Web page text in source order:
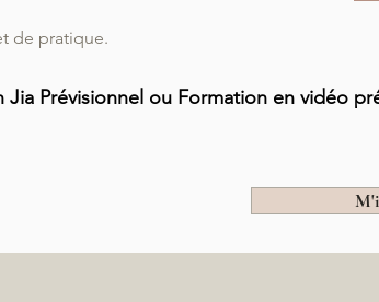
de pratique.
Jia Prévisionnel ou Formation en vidéo